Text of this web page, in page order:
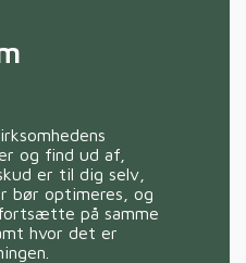
og find ud af,
er til dig selv,
bør optimeres, og
på samme
hvor det er